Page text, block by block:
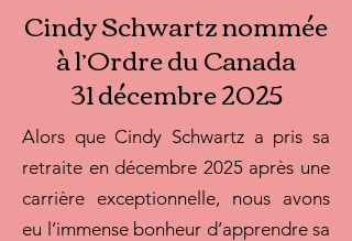
Cindy Schwartz nommée
à l’Ordre du Canada
31 décembre 2025
Alors que Cindy Schwartz a pris sa
retraite en décembre 2025 après une
carrière exceptionnelle, nous avons
eu l’immense bonheur d’apprendre sa